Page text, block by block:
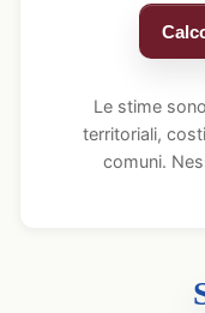
Le stime sono
territoriali,
comuni.